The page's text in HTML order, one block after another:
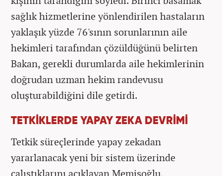
sağlık hizmetlerine yönlendirilen hastaların
yaklaşık yüzde 76'sının sorunlarının aile
hekimleri tarafından çözüldüğünü belirten
Bakan, gerekli durumlarda aile hekimlerinin
doğrudan uzman hekim randevusu
oluşturabildiğini dile getirdi.
TETKİKLERDE YAPAY ZEKA DEVRİMİ
Tetkik süreçlerinde yapay zekadan
yararlanacak yeni bir sistem üzerinde
çalıştıklarını açıklayan Memişoğlu,